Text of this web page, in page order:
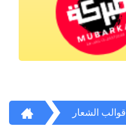
قوالب الشعار